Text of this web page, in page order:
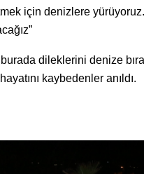
için denizlere
dileklerini denize
kaybedenler anıldı.